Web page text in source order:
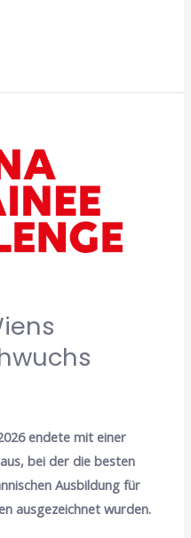
endete mit einer
bei der die besten
Ausbildung für
ausgezeichnet wurden.